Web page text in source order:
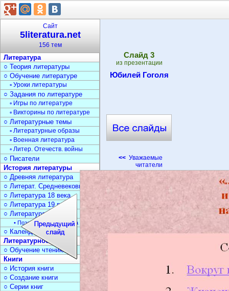
Cлайд 3
из презентации
Юбилей Гоголя
<< Уважаемые
читатели
Сайт
5literatura.net
156 тем
Литература
○ Теория литературы
○ Обучение литературе
▫ Уроки литературы
○ Задания по литературе
▫ Игры по литературе
▫ Викторины по литературе
○ Литературные темы
▫ Литературные образы
▫ Военная литература
▫ Литер. Отечеств. войны
○ Писатели
История литературы
○ Древняя литература
○ Литерат. Средневековья
○ Литература 18 века
○ Литература 19 века
○ Литература 20 века
• Поэзия Серебрян. века
○ Календарь дат
Литературное чтение
○ Обучение чтению
Книги
○ История книги
○ Создание книги
○ Серии книг